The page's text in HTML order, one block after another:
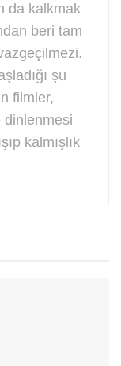
da kalkmak
beri tam
şu
filmler,
dinlenmesi
kalmışlık